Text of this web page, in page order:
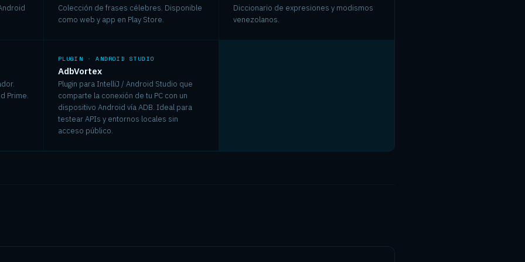
Colección de frases célebres. Disponible
como web y app en Play Store.
Diccionario de expresiones y modismos
venezolanos.
Prime.
PLUGIN · ANDROID STUDIO
AdbVortex
Plugin para IntelliJ / Android Studio que
comparte la conexión de tu PC con un
dispositivo Android vía ADB. Ideal para
testear APIs y entornos locales sin
acceso público.